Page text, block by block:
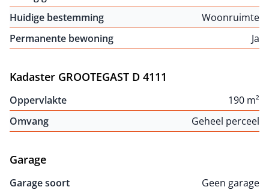
Huidige bestemming
Woonruimte
Permanente bewoning
Ja
Kadaster GROOTEGAST D 4111
Oppervlakte
190 m²
Omvang
Geheel perceel
Garage
Garage soort Geen garage